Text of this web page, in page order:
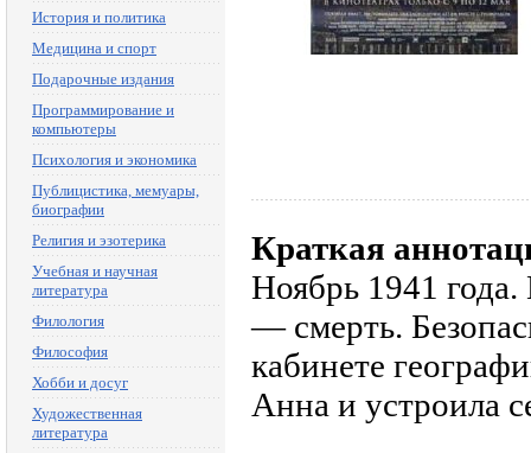
История и политика
Медицина и спорт
Подарочные издания
Программирование и
компьютеры
Психология и экономика
Публицистика, мемуары,
биографии
Религия и эзотерика
Учебная и научная
литература
Филология
Философия
Хобби и досуг
Художественная
литература
Краткая
Ноябрь 1941
— смерть.
кабинете
Анна и устроила